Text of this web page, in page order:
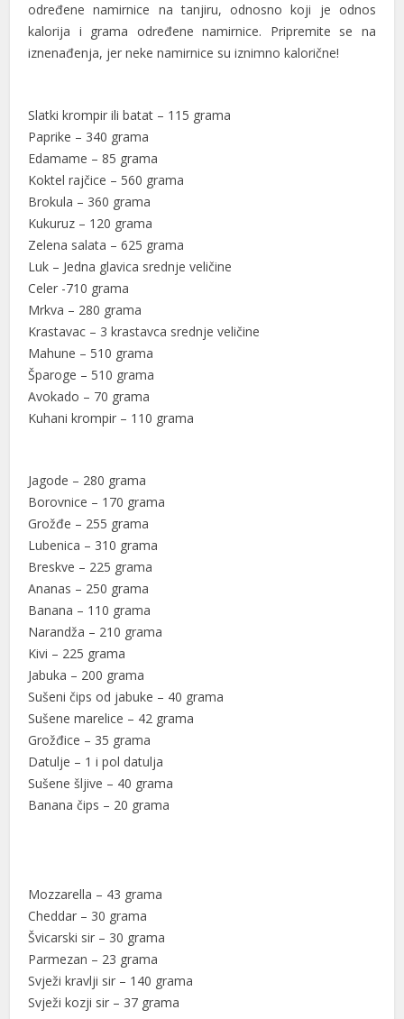
određene namirnice na tanjiru, odnosno koji je odnos
kalorija i grama određene namirnice. Pripremite se na
iznenađenja, jer neke namirnice su iznimno kalorične!
Slatki krompir ili batat – 115 grama
Paprike – 340 grama
Edamame – 85 grama
Koktel rajčice – 560 grama
Brokula – 360 grama
Kukuruz – 120 grama
Zelena salata – 625 grama
Luk – Jedna glavica srednje veličine
Celer -710 grama
Mrkva – 280 grama
Krastavac – 3 krastavca srednje veličine
Mahune – 510 grama
Šparoge – 510 grama
Avokado – 70 grama
Kuhani krompir – 110 grama
Jagode – 280 grama
Borovnice – 170 grama
Grožđe – 255 grama
Lubenica – 310 grama
Breskve – 225 grama
Ananas – 250 grama
Banana – 110 grama
Narandža – 210 grama
Kivi – 225 grama
Jabuka – 200 grama
Sušeni čips od jabuke – 40 grama
Sušene marelice – 42 grama
Grožđice – 35 grama
Datulje – 1 i pol datulja
Sušene šljive – 40 grama
Banana čips – 20 grama
Mozzarella – 43 grama
Cheddar – 30 grama
Švicarski sir – 30 grama
Parmezan – 23 grama
Svježi kravlji sir – 140 grama
Svježi kozji sir – 37 grama